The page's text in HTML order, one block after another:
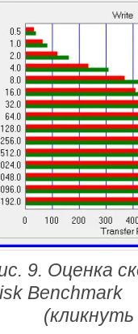
9. Оценка
Benchmark